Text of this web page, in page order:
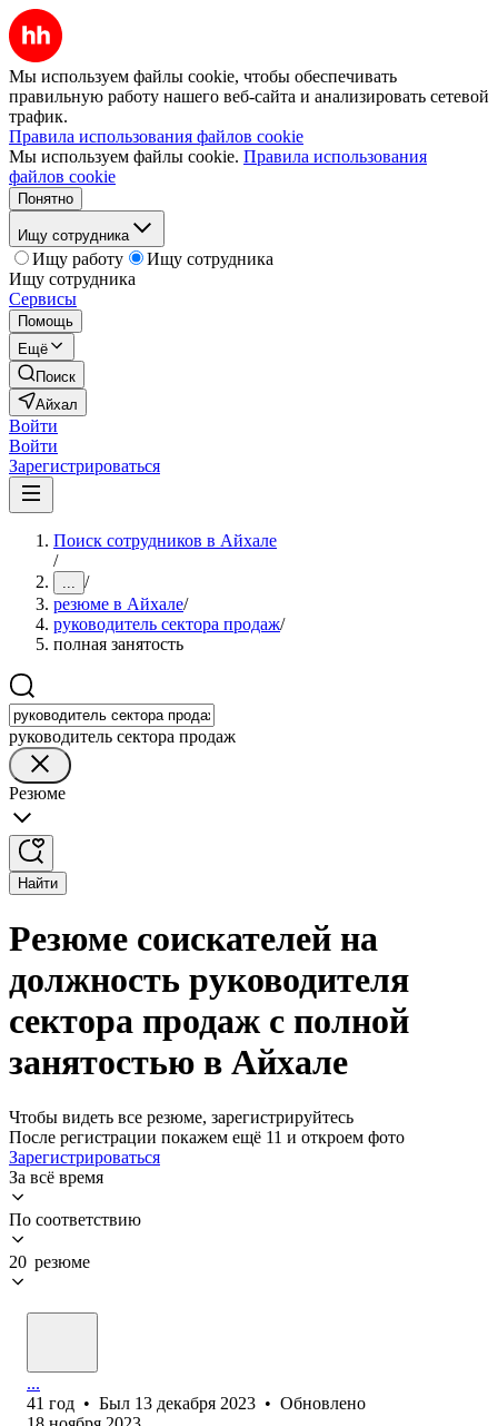
Мы используем файлы cookie, чтобы обеспечивать
правильную работу нашего веб-сайта и анализировать сетевой
трафик.
Правила использования файлов cookie
Мы используем файлы cookie. Правила использования
файлов cookie
Понятно
Ищу сотрудника
Ищу работу
Ищу сотрудника
Ищу сотрудника
Сервисы
Помощь
Ещё
Поиск
Айхал
Войти
Войти
Зарегистрироваться
Поиск сотрудников в Айхале
/
... /
резюме в Айхале/
руководитель сектора продаж/
полная занятость
руководитель сектора продаж
Резюме
Найти
Резюме соискателей на
должность руководителя
сектора продаж с полной
занятостью в Айхале
Чтобы видеть все резюме, зарегистрируйтесь
После регистрации покажем ещё 11 и откроем фото
Зарегистрироваться
За всё время
По соответствию
20 резюме
...
41 год • Был 13 декабря 2023 • Обновлено